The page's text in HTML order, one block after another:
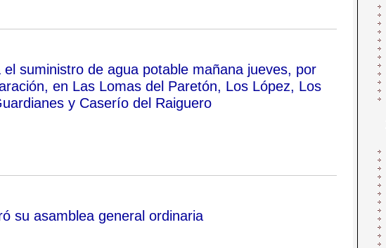
el suministro de agua potable mañana jueves, por
en Las Lomas del Paretón, Los López, Los
y Caserío del Raiguero
su asamblea general ordinaria